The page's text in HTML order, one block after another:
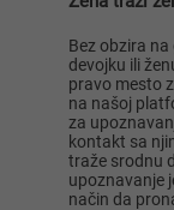
Bez obzira
devojku ili
pravo mesto
na našoj
za
kontakt sa
traže srodnu
upoznavanje
način da